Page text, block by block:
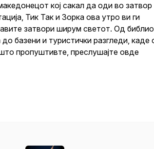
кој сакал да оди во затвор
Тик Так и Зорка ова утро ви ги
затвори ширум светот. Од
до базени и туристички разгледи, каде
пропуштивте, преслушајте овде